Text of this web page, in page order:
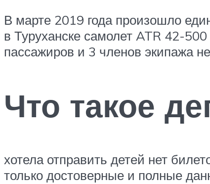
В марте 2019 года произошло
в Туруханске самолет ATR 42-
пассажиров и 3 членов экипажа
Что такое
хотела отправить детей нет
только достоверные и полные